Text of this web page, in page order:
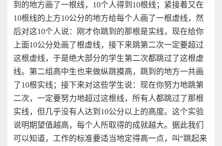
到的地方画了一根线， 10个人得到 10根线；紧接着又在
10根线的上方10公分的地方给每个人画了一根虚线，然
后对这10个人说：刚才你跳到的那根是实线，现在给你
上面10公分处画了根虚线，接下来跳第二次一定要超过
这根虚线，于是绝大部分的学生第二次都跳过了这根虚
线。第二组高中生也来做纵跳摸高，跳到的地方一共画
了10根实线；接下来对这些学生说：现在你努力地跳第
二次，一定要努力地超过这根线，所有人都跳过了那根
实线，但几乎没有人达到 10公分以上的高度。这个实验
说明期望值越高，每个人所取得的成就越大。据此我们
可以知道，工作的标准要适当地定得高一点，叫“跳起来